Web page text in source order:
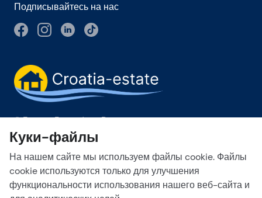
Подписывайтесь на нас
© Брокер-Група d.o.o. Все права защищены.
Obala kneza Branimira 1, 21000 Split
Broker-grupa d.o.o. является эксклюзивным членом Forbes
Global Properties в Хорватии. Forbes® - зарегистрированный
товарный знак, используемый по лицензии.
Куки-файлы
На нашем сайте мы используем файлы cookie. Файлы
cookie используются только для улучшения
функциональности использования нашего веб-сайта и